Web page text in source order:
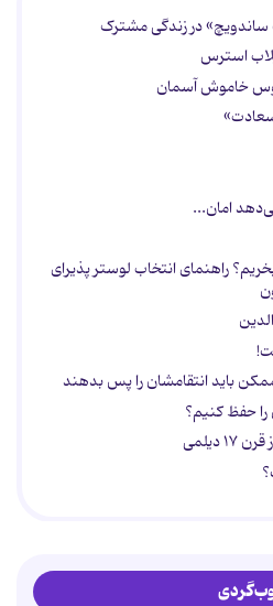
ساندویچ» در زندگی مشترک
استرس
خاموش آسمان
امان...
راهنمای انتخاب لوستر پذیرای
حفظ کنیم؟